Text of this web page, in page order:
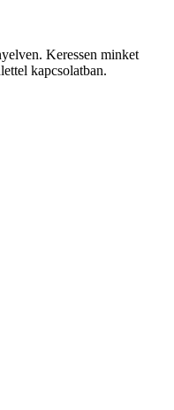
Keressen minket
kapcsolatban.